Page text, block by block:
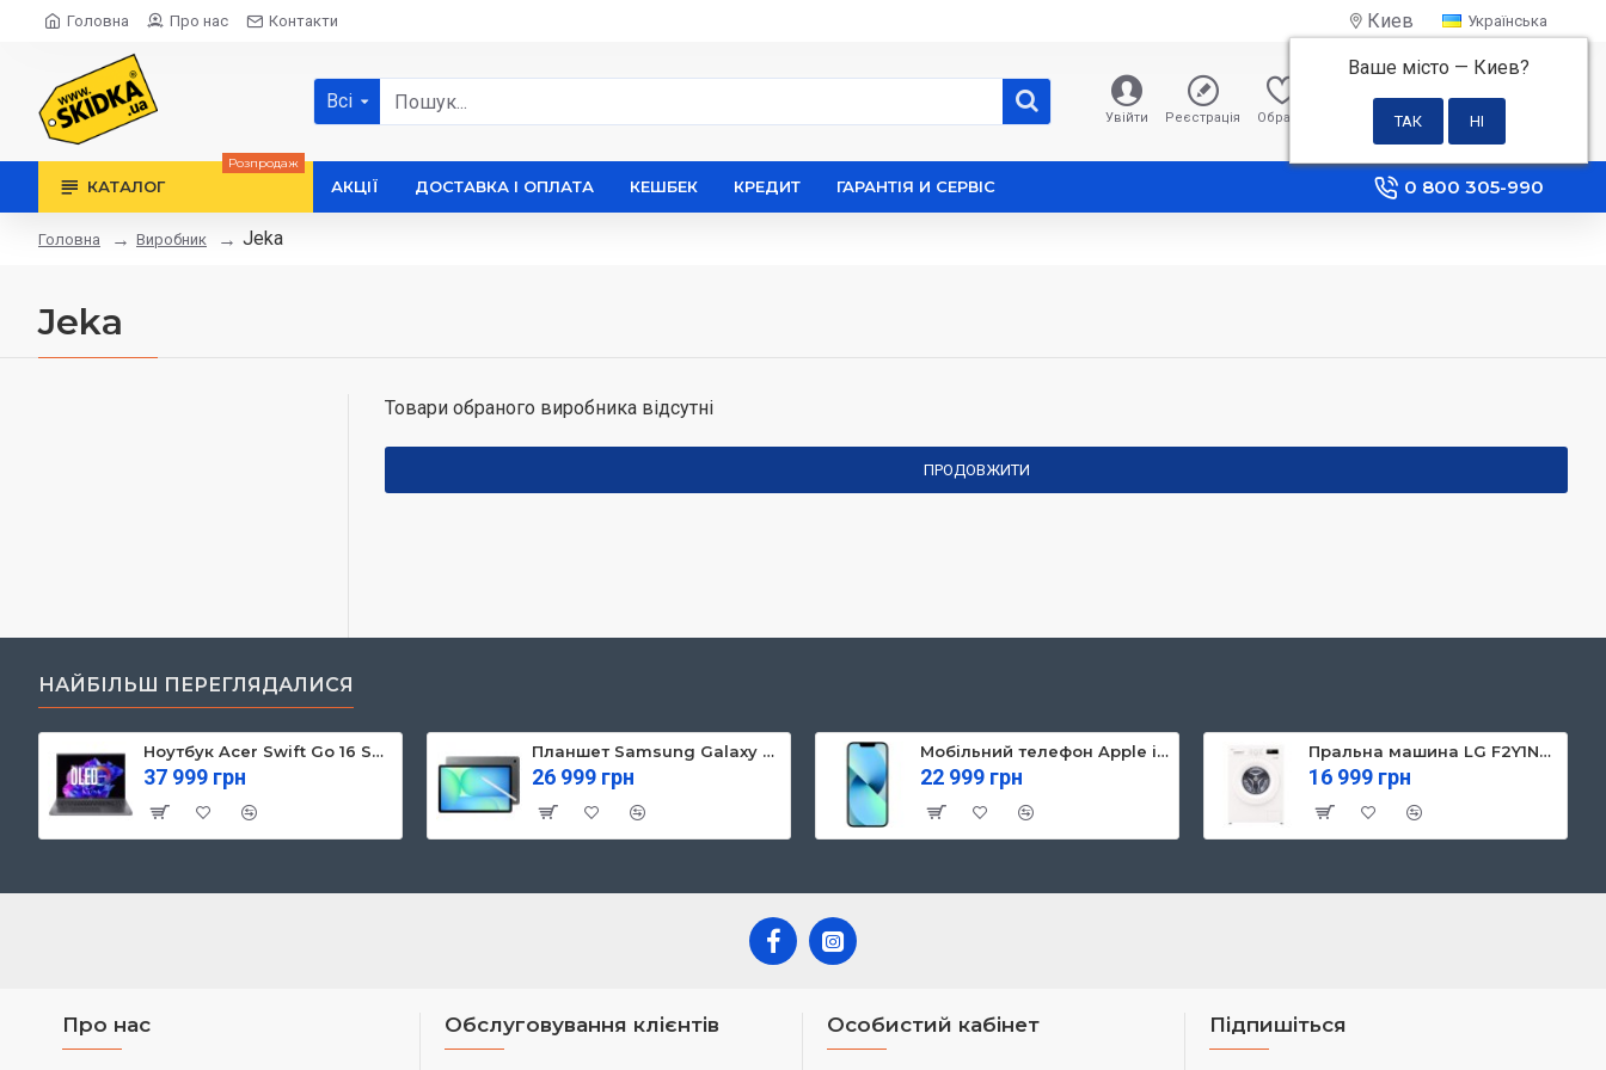
Головна Про нас Контакти Киев
Ваше місто — Киев?
Українська
Всі
Увійти Реєстрація Обране Порівняння
0 грн
КАТАЛОГ
Розпродаж
АКЦІЇ ДОСТАВКА І ОПЛАТА КЕШБЕК КРЕДИТ ГАРАНТІЯ И СЕРВІС 0 800 305-990
Головна Виробник Jeka
Jeka
Товари обраного виробника відсутні
ПРОДОВЖИТИ
НАЙБІЛЬШ ПЕРЕГЛЯДАЛИСЯ
Ноутбук Acer Swift Go 16 SFG16-71 (NX.KVZEU.003)
37 999 грн
Планшет Samsung Galaxy Tab S10 FE 5G 8/128GB Gray (SM-X526BZAREUC)
26 999 грн
Мобільний телефон Apple iPhone 13 128GB Starlight (MLPG3)
22 999 грн
Пральна машина LG F2Y1NS3W
16 999 грн
Про нас Обслуговування клієнтів Особистий кабінет Підпишіться